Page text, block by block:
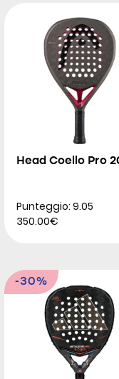
Head Coello Pro
Punteggio: 9.05
350.00€
-30%